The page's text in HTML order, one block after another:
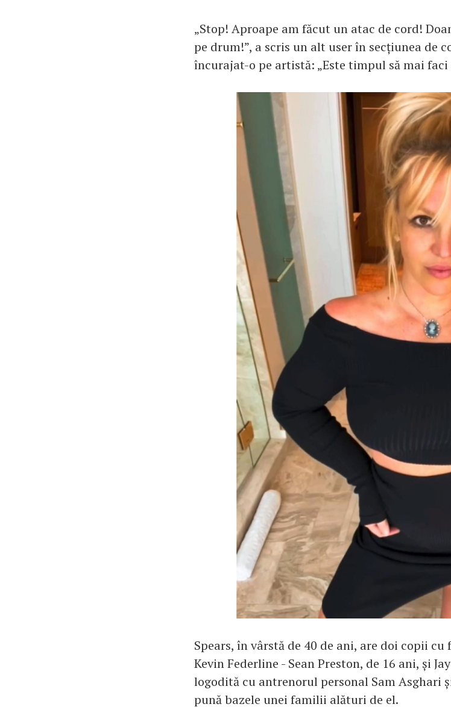
„Stop! Aproape am făcut un atac de cord!
pe drum!”, a scris un alt user în secțiunea de
încurajat-o pe artistă: „Este timpul să mai
Spears, în vârstă de 40 de ani, are doi copii
Kevin Federline - Sean Preston, de 16 ani, și
logodită cu antrenorul personal Sam Asghari
pună bazele unei familii alături de el.